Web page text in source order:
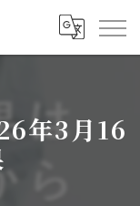
年3月16